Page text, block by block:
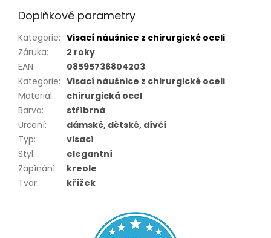
Doplňkové parametry
Kategorie: Visací náušnice z chirurgické oceli
Záruka:
2 roky
EAN:
08595736804203
Kategorie: Visací náušnice z chirurgické oceli
Materiál:
chirurgická ocel
Barva:
stříbrná
Určení:
dámské, dětské, dívčí
Typ:
visací
Styl:
elegantní
Zapínání:
kreole
Tvar: křížek